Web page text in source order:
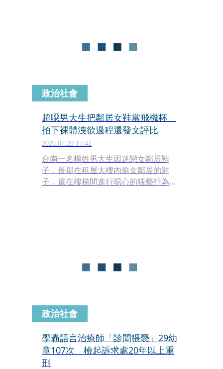
政治社會
超噁男大生把鄰居女鞋當飛機杯
拍下裸體洩欲過程還發文評比
2026.07.20 17:42
台南一名楊姓男大生因迷戀女鄰居鞋
子，長期在租屋大樓內偷女鄰居的鞋
子，還在樓梯間進行噁心的猥褻行為。
政治社會
學霸語言治療師「診間猥褻」29幼
童107次 檢起訴求處20年以上重
刑